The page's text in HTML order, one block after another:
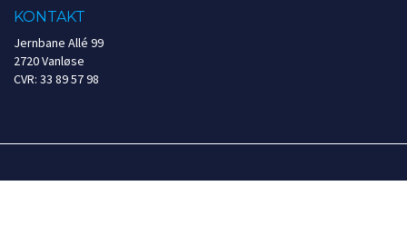
KONTAKT
Jernbane Allé 99
2720 Vanløse
CVR: 33 89 57 98